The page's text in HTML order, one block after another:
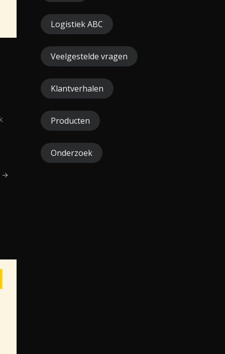
→
Logistiek ABC
Veelgestelde vragen
Klantverhalen
Producten
Onderzoek